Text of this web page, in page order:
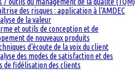
des risques : application à l’AMDEC
de la valeur
et outils de conception et de
de nouveaux produits
d’écoute de la voix du client
des modes de satisfaction et des
de fidélisation des clients